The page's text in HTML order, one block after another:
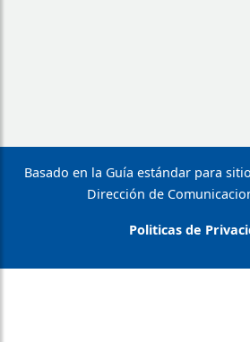
Basado en la Guía estándar para
Dirección de
Politicas de